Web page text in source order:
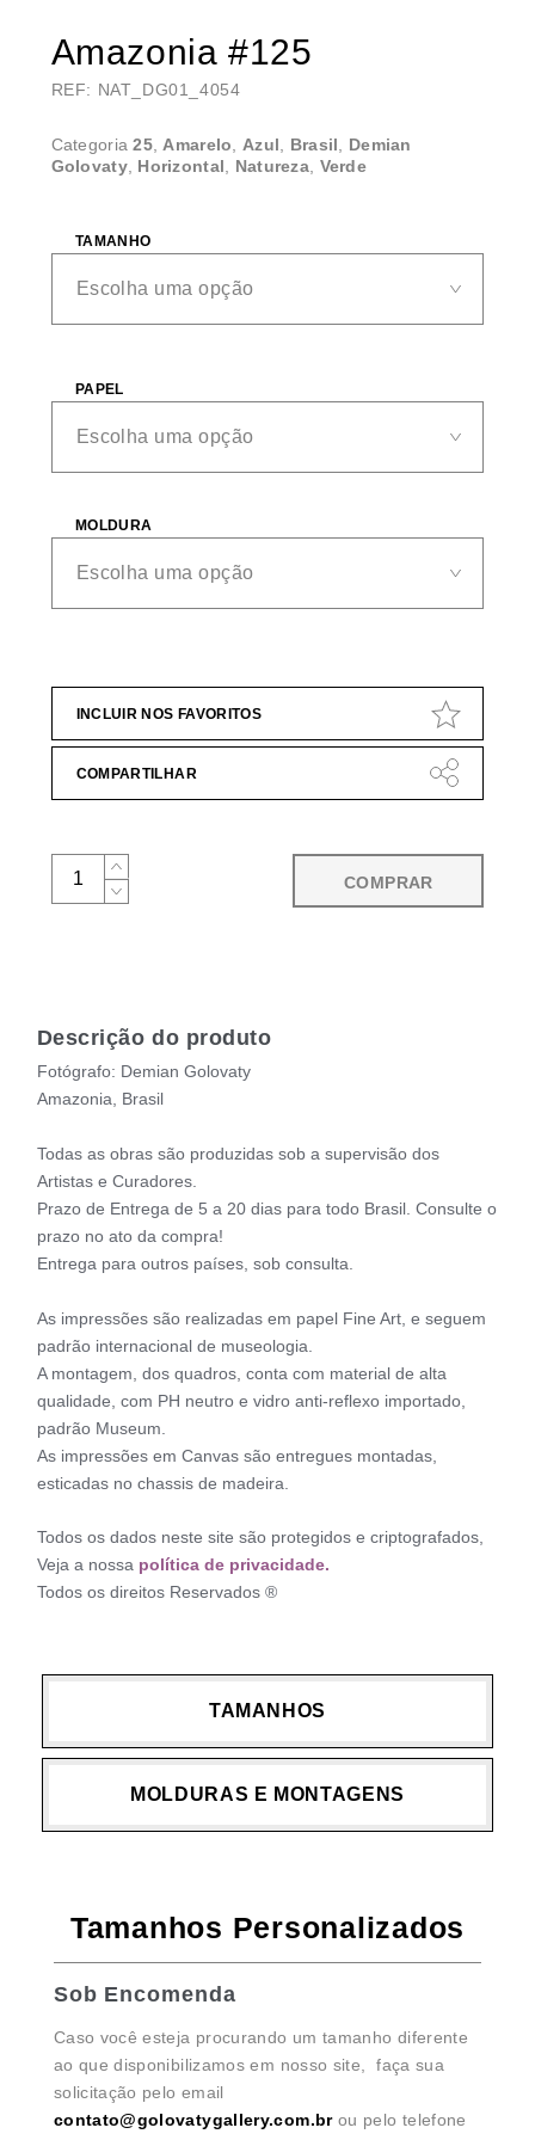
Amazonia #125
REF: NAT_DG01_4054
Categoria25, Amarelo Azul Brasil
Demian
Golovaty, Horizontal Natureza, Verde
TAMANHO
PAPEL
MOLDURA
INCLUIR NOS FAVORITOS
COMPARTILHAR
COMPRAR
Descrição do produto
Fotógrafo: Demian Golovaty
Amazonia, Brasil
Todas as obras são produzidas sob a supervisão dos
Artistas e Curadores.
Prazo de Entrega de 5 a 20 dias para todo Brasil. Consulte o
prazo no ato da compra!
Entrega para outros países, sob consulta.
As impressões são realizadas em papel Fine Art, e seguem
padrão internacional de museologia.
A montagem, dos quadros, conta com material de alta
qualidade, com PH neutro e vidro anti-reflexo importado,
padrão Museum.
As impressões em Canvas são entregues montadas,
esticadas no chassis de madeira.
Todos os dados neste site são protegidos e criptografados,
Veja a nossa política de privacidade.
Todos os direitos Reservados ®
TAMANHOS
MOLDURAS E MONTAGENS
Tamanhos Personalizados
Sob Encomenda
Caso você esteja procurando um tamanho diferente
ao que disponibilizamos em nosso site, faça sua
solicitação pelo email
contato@golovatygallery.com.brou pelo telefone